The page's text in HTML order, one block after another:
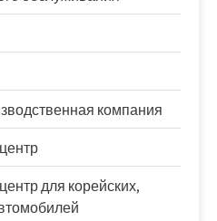
компания
для корейских,